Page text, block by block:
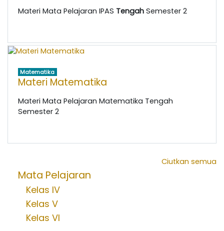
Materi Mata Pelajaran IPAS Tengah Semester 2
Matematika
Materi Matematika
Materi Mata Pelajaran Matematika Tengah
Semester 2
Ciutkan semua
Mata Pelajaran
Kelas IV
Kelas V
Kelas VI